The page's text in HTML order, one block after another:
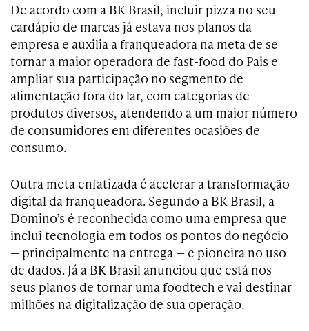
De acordo com a BK Brasil, incluir pizza no seu
cardápio de marcas já estava nos planos da
empresa e auxilia a franqueadora na meta de se
tornar a maior operadora de fast-food do Pais e
ampliar sua participação no segmento de
alimentação fora do lar, com categorias de
produtos diversos, atendendo a um maior número
de consumidores em diferentes ocasiões de
consumo.
Outra meta enfatizada é acelerar a transformação
digital da franqueadora. Segundo a BK Brasil, a
Domino’s é reconhecida como uma empresa que
inclui tecnologia em todos os pontos do negócio
— principalmente na entrega — e pioneira no uso
de dados. Já a BK Brasil anunciou que está nos
seus planos de tornar uma foodtech e vai destinar
milhões na digitalização de sua operação.